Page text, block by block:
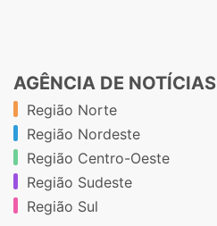
AGÊNCIA DE NOTÍCIAS
Região Norte
Região Nordeste
Região Centro-Oeste
Região Sudeste
Região Sul